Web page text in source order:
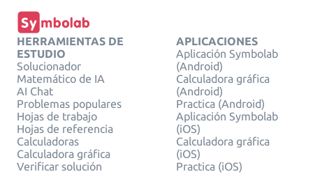
HERRAMIENTAS DE
ESTUDIO
Solucionador
Matemático de IA
AI Chat
Problemas populares
Hojas de trabajo
Hojas de referencia
Calculadoras
Calculadora gráfica
Verificar solución
APLICACIONES
Aplicación Symbolab
(Android)
Calculadora gráfica
(Android)
Practica (Android)
Aplicación Symbolab
(iOS)
Calculadora gráfica
(iOS)
Practica (iOS)